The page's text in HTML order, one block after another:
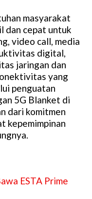
masyarakat
dan cepat untuk
video call, media
digital,
jaringan dan
yang
penguatan
5G Blanket di
dari komitmen
kepemimpinan
ESTA Prime